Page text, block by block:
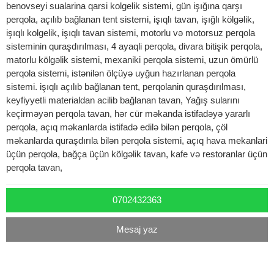
benovseyi sualarina qarsi kolgelik sistemi, gün işığına qarşı
perqola, açılıb bağlanan tent sistemi, işıqlı tavan, işığlı kölgəlik,
işıqlı kolgelik, işıqlı tavan sistemi, motorlu və motorsuz perqola
sisteminin quraşdırılması, 4 ayaqli perqola, divara bitişik perqola,
matorlu kölgəlik sistemi, mexaniki perqola sistemi, uzun ömürlü
perqola sistemi, istənilən ölçüyə uyğun hazırlanan perqola
sistemi. işıqlı açılıb bağlanan tent, perqolanin quraşdırılması,
keyfiyyetli materialdan acilib bağlanan tavan, Yağış sularını
keçirməyən perqola tavan, hər cür məkanda istifadəyə yararlı
perqola, açıq məkanlarda istifadə edilə bilən perqola, çöl
məkanlarda quraşdırıla bilən perqola sistemi, açıq hava mekanlari
üçün perqola, bağça üçün kölgəlik tavan, kafe və restoranlar üçün
perqola tavan,
0702432363
Mesaj yaz